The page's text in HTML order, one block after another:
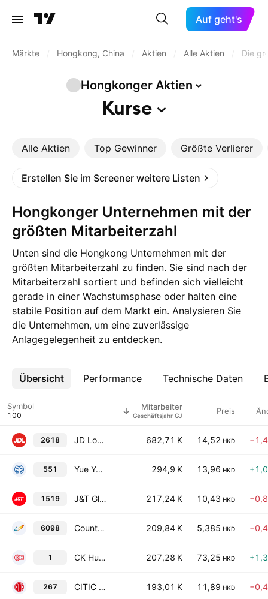
Auf geht's
Märkte Hongkong, China Aktien Alle Aktien Die
Hongkonger Aktien
Kurse
Alle Aktien Top Gewinner Größte Verlierer
Erstellen Sie im Screener weitere Listen
Hongkonger Unternehmen mit der
größten Mitarbeiterzahl
Unten sind die Hongkong Unternehmen mit der
größten Mitarbeiterzahl zu finden. Sie sind nach der
Mitarbeiterzahl sortiert und befinden sich vielleicht
gerade in einer Wachstumsphase oder halten eine
stabile Position auf dem Markt ein. Analysieren Sie
die Unternehmen, um eine zuverlässige
Anlagegelegenheit zu entdecken.
Übersicht Performance Technische Daten
Mehr
Symbol Mitarbeiter
Geschäftsjahr GJ Preis
2618 JD Logistics, Inc. 682,71 K 14,52 HKD
551 Yue Yuen Industrial (Holdings) Limited 294,9 K 13,96 HKD
1519 J&T Global Express Limited 217,24 K 10,43 HKD
6098 Country Garden Services Holdings Co. Ltd. 209,84 K 5,385 HKD
1 CK Hutchison Holdings Ltd 207,28 K 73,25 HKD
267 CITIC Limited 193,01 K 11,89 HKD